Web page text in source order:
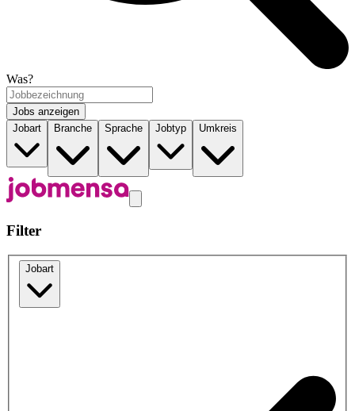
Was?
Jobs anzeigen
Jobart
Branche Sprache Jobtyp Umkreis
Filter
Jobart